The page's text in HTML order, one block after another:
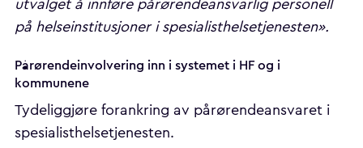
utvalget å innføre pårørendeansvarlig personell
på helseinstitusjoner i spesialisthelsetjenesten».
Pårørendeinvolvering inn i systemet i HF og i
kommunene
Tydeliggjøre forankring av pårørendeansvaret i
spesialisthelsetjenesten.